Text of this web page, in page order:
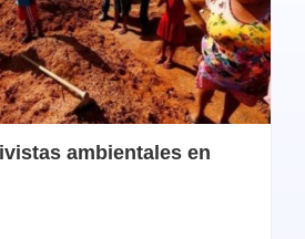
ambientales en